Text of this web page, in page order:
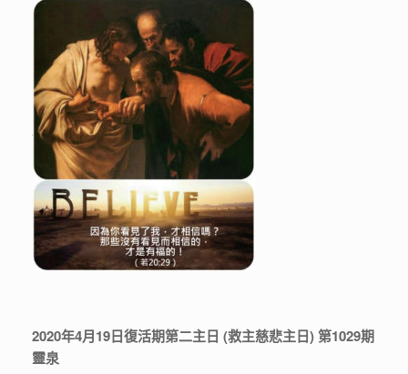
2020年4月19日復活期第二主日 (救主慈悲主日) 第1029期
靈泉